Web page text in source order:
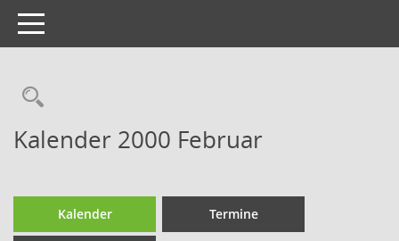
Toggle
navigation
Kalender 2000 Februar
Kalender Termine